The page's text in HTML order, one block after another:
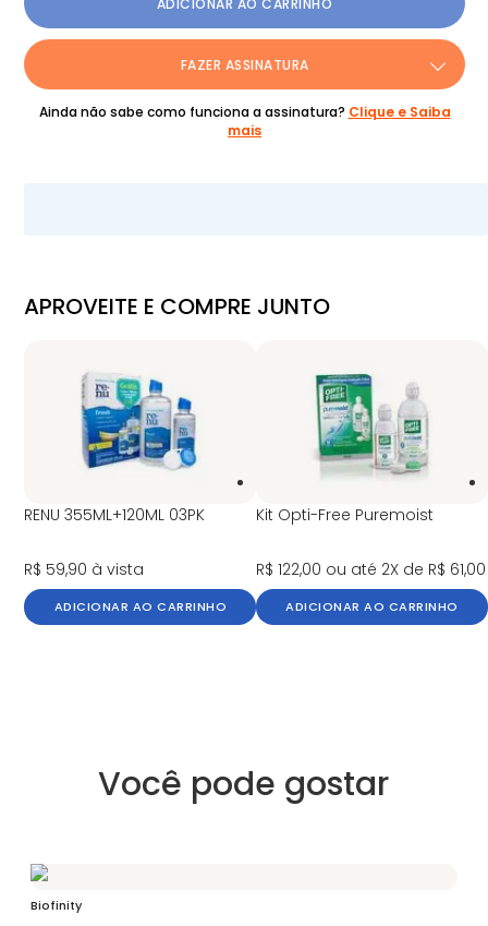
FAZER ASSINATURA
Ainda não sabe como funciona a assinatura? Clique e Saiba
mais
APROVEITE E COMPRE JUNTO
RENU 355ML+120ML 03PK
R$ 59,90 à vista
ADICIONAR AO CARRINHO
Kit Opti-Free Puremoist
R$ 122,00 ou até 2X de R$ 61,00
ADICIONAR AO CARRINHO
Você pode gostar
Biofinity